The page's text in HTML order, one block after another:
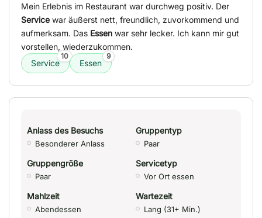
Mein Erlebnis im Restaurant war durchweg positiv. Der
Service war äußerst nett, freundlich, zuvorkommend und
aufmerksam. Das Essen war sehr lecker. Ich kann mir gut
vorstellen, wiederzukommen.
Service
10
Essen
9
Anlass des Besuchs
Besonderer Anlass
Gruppentyp
Paar
Gruppengröße
Paar
Servicetyp
Vor Ort essen
Mahlzeit
Abendessen
Wartezeit
Lang (31+ Min.)